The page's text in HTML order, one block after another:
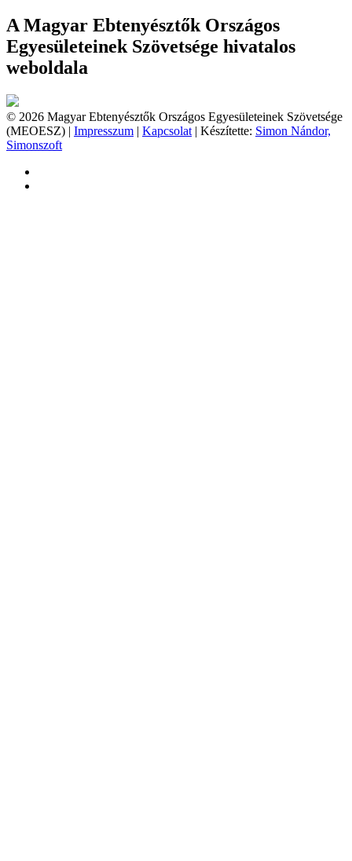
A Magyar Ebtenyésztők Országos
Egyesületeinek Szövetsége hivatalos
weboldala
© 2026 Magyar Ebtenyésztők Országos Egyesületeinek Szövetsége
(MEOESZ) | Impresszum | Kapcsolat | Készítette: Simon Nándor,
Simonszoft